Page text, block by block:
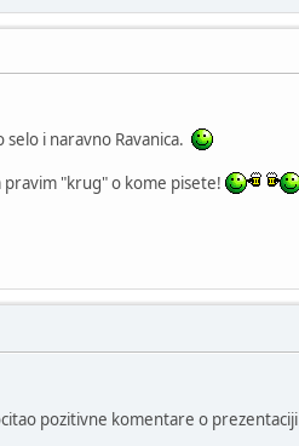
i naravno Ravanica.
"krug" o kome pisete!
pozitivne komentare o prezentaciji